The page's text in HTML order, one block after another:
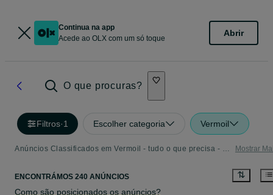
Continua na app
Acede ao OLX com um só toque
Abrir
O que procuras?
Filtros·1 Escolher categoria Vermoil
Anúncios Classificados em Vermoil - tudo o que precisa - Página 3 Mostrar
ENCONTRÁMOS 240 ANÚNCIOS
Como são posicionados os anúncios?